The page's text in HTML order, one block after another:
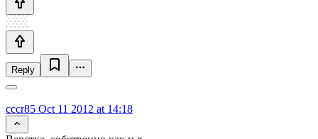
Reply
cccr85 Oct 11 2012 at 14:18